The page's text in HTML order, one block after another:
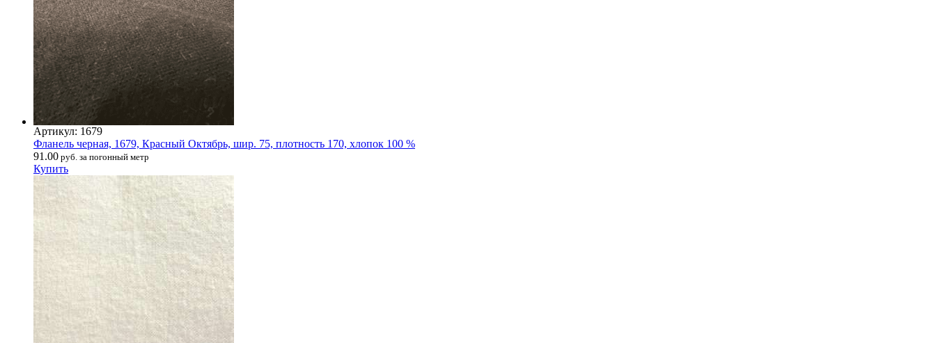
Артикул: 1679
Фланель черная, 1679, Красный Октябрь, шир. 75, плотность 170, хлопок 100 %
91.00 руб. за погонный метр
Купить